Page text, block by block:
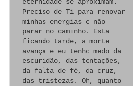
eternidade se aproximam.
Preciso de Ti para renovar
minhas energias e não
parar no caminho. Está
ficando tarde, a morte
avança e eu tenho medo da
escuridão, das tentações,
da falta de fé, da cruz,
das tristezas. Oh, quanto